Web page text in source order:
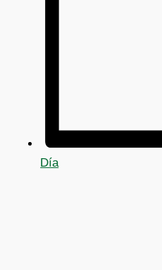
Día